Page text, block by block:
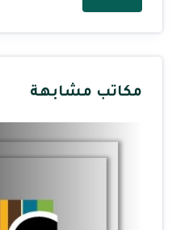
مكاتب مشابهة